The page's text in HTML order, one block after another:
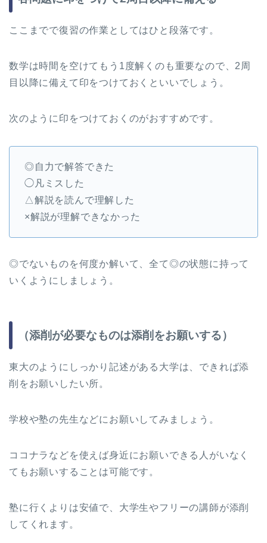
ここまでで復習の作業としてはひと段落です。
数学は時間を空けてもう1度解くのも重要なので、2周
目以降に備えて印をつけておくといいでしょう。
次のように印をつけておくのがおすすめです。
◎自力で解答できた
◯凡ミスした
△解説を読んで理解した
×解説が理解できなかった
◎でないものを何度か解いて、全て◎の状態に持って
いくようにしましょう。
（添削が必要なものは添削をお願いする）
東大のようにしっかり記述がある大学は、できれば添
削をお願いしたい所。
学校や塾の先生などにお願いしてみましょう。
ココナラなどを使えば身近にお願いできる人がいなく
てもお願いすることは可能です。
塾に行くよりは安値で、大学生やフリーの講師が添削
してくれます。